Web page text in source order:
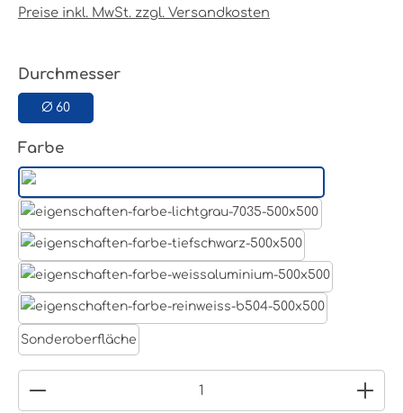
Preise inkl. MwSt. zzgl. Versandkosten
Durchmesserauswählen
Ø 60
Farbeauswählen
Weißaluminium- RAL 9006
Sonderoberfläche
Produkt Anzahl: Gib den gewünschten Wert